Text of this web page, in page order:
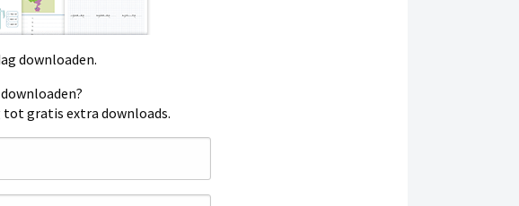
downloaden.
gratis extra downloads.